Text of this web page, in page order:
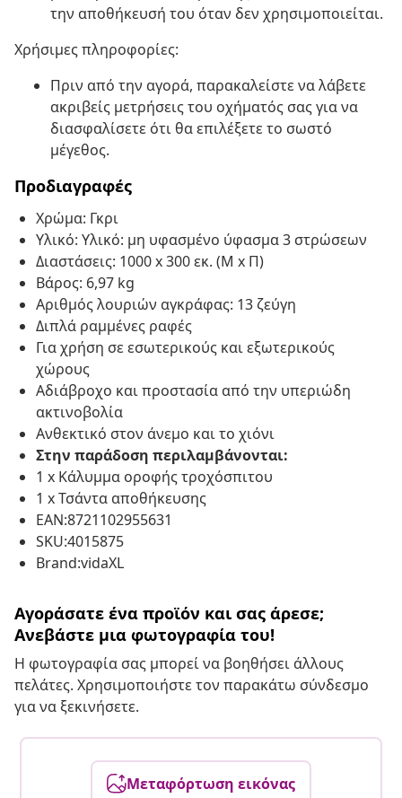
την αποθήκευσή του όταν δεν χρησιμοποιείται.
Χρήσιμες πληροφορίες:
Πριν από την αγορά, παρακαλείστε να λάβετε
ακριβείς μετρήσεις του οχήματός σας για να
διασφαλίσετε ότι θα επιλέξετε το σωστό
μέγεθος.
Προδιαγραφές
Χρώμα: Γκρι
Υλικό: Υλικό: μη υφασμένο ύφασμα 3 στρώσεων
Διαστάσεις: 1000 x 300 εκ. (Μ x Π)
Βάρος: 6,97 kg
Αριθμός λουριών αγκράφας: 13 ζεύγη
Διπλά ραμμένες ραφές
Για χρήση σε εσωτερικούς και εξωτερικούς
χώρους
Αδιάβροχο και προστασία από την υπεριώδη
ακτινοβολία
Ανθεκτικό στον άνεμο και το χιόνι
Στην παράδοση περιλαμβάνονται:
1 x Κάλυμμα οροφής τροχόσπιτου
1 x Τσάντα αποθήκευσης
EAN:8721102955631
SKU:4015875
Brand:vidaXL
Αγοράσατε ένα προϊόν και σας άρεσε;
Ανεβάστε μια φωτογραφία του!
Η φωτογραφία σας μπορεί να βοηθήσει άλλους
πελάτες. Χρησιμοποιήστε τον παρακάτω σύνδεσμο
για να ξεκινήσετε.
Μεταφόρτωση εικόνας